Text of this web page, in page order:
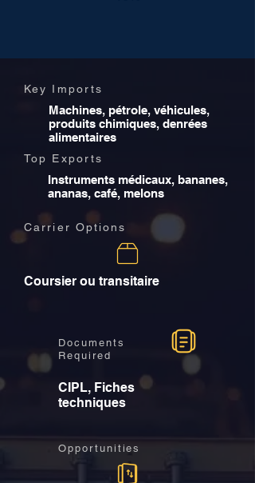
Key Imports
Machines, pétrole, véhicules,
produits chimiques, denrées
alimentaires
Top Exports
Instruments médicaux, bananes,
ananas, café, melons
Carrier Options
Coursier ou transitaire
Documents
Required
CIPL, Fiches
techniques
Opportunities